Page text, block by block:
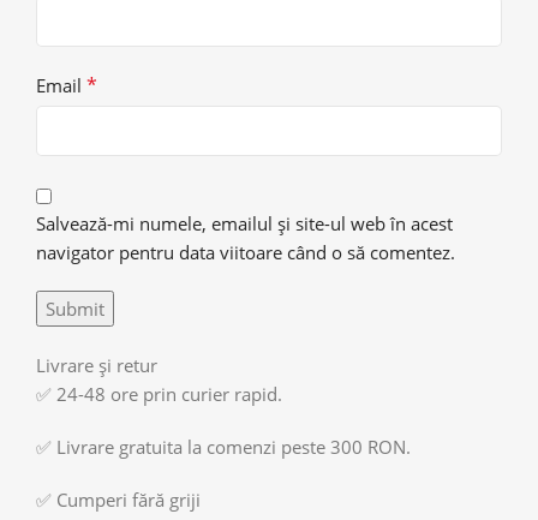
Email *
Salvează-mi numele, emailul și site-ul web în acest
navigator pentru data viitoare când o să comentez.
Livrare și retur
✅ 24-48 ore prin curier rapid.
✅ Livrare gratuita la comenzi peste 300 RON.
✅ Cumperi fără griji